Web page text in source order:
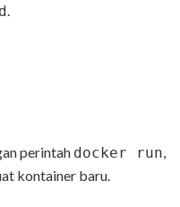
.
perintah docker run,
kontainer baru.